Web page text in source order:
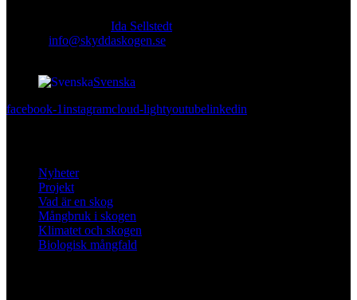
Ida Sellstedt
info@skyddaskogen.se
Svenska
facebook-1instagramcloud-lightyoutubelinkedin
Nyheter
Projekt
Vad är en skog
Mångbruk i skogen
Klimatet och skogen
Biologisk mångfald